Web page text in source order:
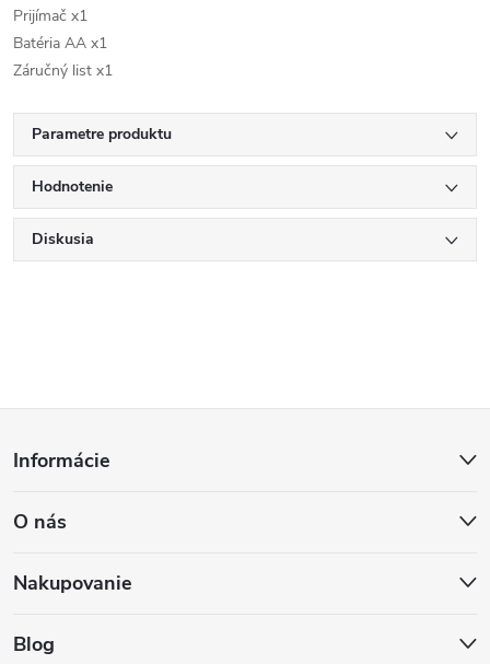
Prijímač x1
Batéria AA x1
Záručný list x1
Parametre produktu
Hodnotenie
Diskusia
p
ä
Informácie
O nás
Nakupovanie
Blog